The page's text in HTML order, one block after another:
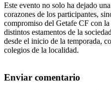
Este evento no solo ha dejado
corazones de los participantes,
compromiso del Getafe CF con
distintos estamentos de la
desde el inicio de la temporada,
colegios de la localidad.
Enviar comentario